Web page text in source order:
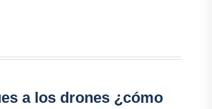
a los drones ¿cómo